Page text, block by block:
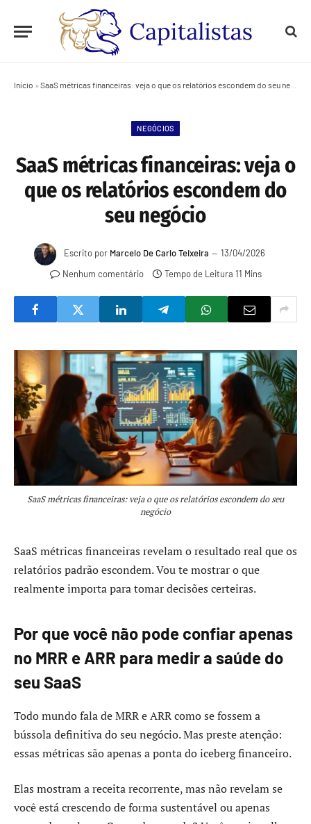
Início » SaaS métricas financeiras: veja o que os relatórios escondem do seu negócio
NEGÓCIOS
SaaS métricas financeiras: veja o
que os relatórios escondem do
seu negócio
Escrito por Marcelo De Carlo Teixeira
13/04/2026
Nenhum comentário
Tempo de Leitura 11 Mins
SaaS métricas financeiras: veja o que os relatórios escondem do seu
negócio
SaaS métricas financeiras revelam o resultado real que os
relatórios padrão escondem. Vou te mostrar o que
realmente importa para tomar decisões certeiras.
Por que você não pode confiar apenas
no MRR e ARR para medir a saúde do
seu SaaS
Todo mundo fala de MRR e ARR como se fossem a
bússola definitiva do seu negócio. Mas preste atenção:
essas métricas são apenas a ponta do iceberg financeiro.
Elas mostram a receita recorrente, mas não revelam se
você está crescendo de forma sustentável ou apenas